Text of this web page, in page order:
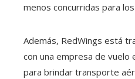
menos concurridas para
Además, RedWings está
con una empresa de vuelo
para brindar transporte